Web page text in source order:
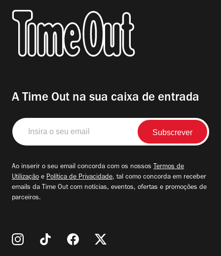
A Time Out na sua caixa de entrada
Insira
o
seu
Ao inserir o seu email concorda com os nossos Termos de
Utilização e Política de Privacidade, tal como concorda em receber
emails da Time Out com notícias, eventos, ofertas e promoções de
parceiros.